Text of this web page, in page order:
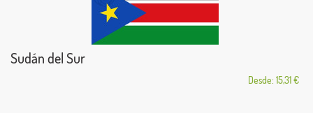
Sudán del Sur
Desde: 15,31 €